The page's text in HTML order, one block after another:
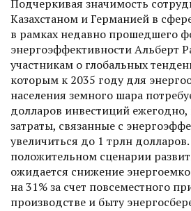
Подчеркивая значимость
Казахстаном и Германией в
в рамках недавно прошедшего
энергоэффективности Альберт
участникам о глобальных
которым к 2035 году для
населения земного шара
долларов инвестиций ежегодно,
затраты, связанные с
увеличиться до 1 трлн
положительном сценарии
ожидается снижение
на 31% за счет повсеместного
производстве и быту